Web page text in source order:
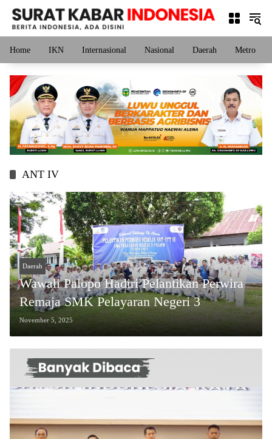
Langsung
konten
Home IKN Internasional Nasional Daerah Metro
ANT IV
Daerah
Wawali Palopo Hadiri Pelantikan Perwira
Remaja SMK Pelayaran Negeri 3
November 5, 2025